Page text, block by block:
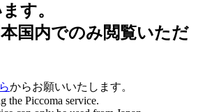
す。
国内でのみ閲覧いただ
からお願いいたします。
the Piccoma service.